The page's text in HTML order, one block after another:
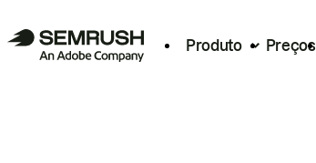
Produto Preços